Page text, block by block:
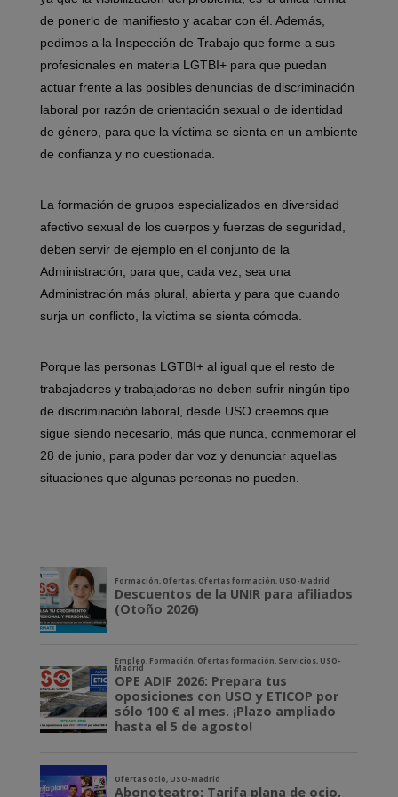
de ponerlo de manifiesto y acabar con él. Además,
pedimos a la Inspección de Trabajo que forme a sus
profesionales en materia LGTBI+ para que puedan
actuar frente a las posibles denuncias de discriminación
laboral por razón de orientación sexual o de identidad
de género, para que la víctima se sienta en un ambiente
de confianza y no cuestionada.
La formación de grupos especializados en diversidad
afectivo sexual de los cuerpos y fuerzas de seguridad,
deben servir de ejemplo en el conjunto de la
Administración, para que, cada vez, sea una
Administración más plural, abierta y para que cuando
surja un conflicto, la víctima se sienta cómoda.
Porque las personas LGTBI+ al igual que el resto de
trabajadores y trabajadoras no deben sufrir ningún tipo
de discriminación laboral, desde USO creemos que
sigue siendo necesario, más que nunca, conmemorar el
28 de junio, para poder dar voz y denunciar aquellas
situaciones que algunas personas no pueden.